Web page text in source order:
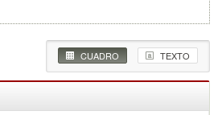
CUADRO TEXTO